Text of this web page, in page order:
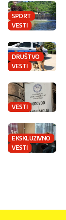
SPORT
VESTI
DRUŠTVO
VESTI
VESTI
EKSKLUZIVNO
VESTI